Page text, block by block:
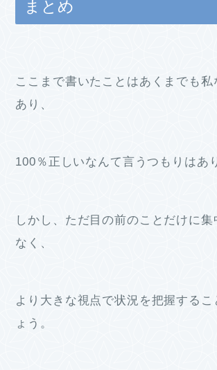
まとめ
ここまで書いたことはあくまでも
あり、
100％正しいなんて言うつもりはあ
しかし、ただ目の前のことだけに集
なく、
より大きな視点で状況を把握するこ
ょう。